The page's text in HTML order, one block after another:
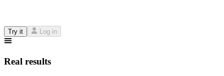
Try it Log in
Real results